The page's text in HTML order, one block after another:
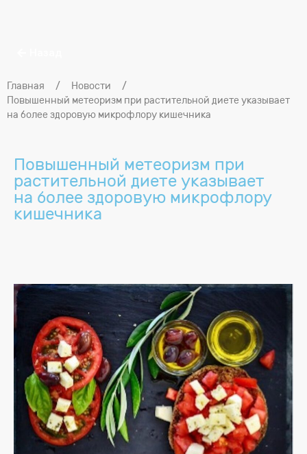
Главная / Новости
/
Повышенный метеоризм при растительной диете указывает
на более здоровую микрофлору кишечника
Повышенный метеоризм при
растительной диете указывает
на более здоровую микрофлору
кишечника